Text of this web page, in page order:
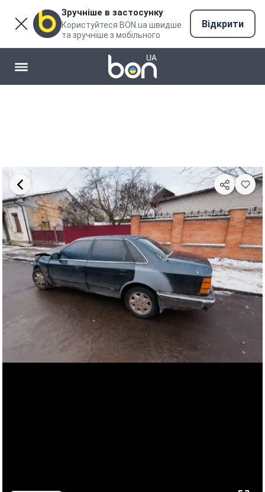
Зручніше в застосунку
Користуйтеся BON.ua швидше
та зручніше з мобільного
Відкрити